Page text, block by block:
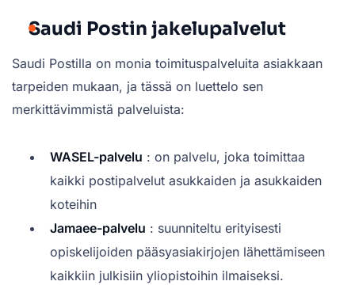
Saudi Postin jakelupalvelut
Saudi Postilla on monia toimituspalveluita asiakkaan
tarpeiden mukaan, ja tässä on luettelo sen
merkittävimmistä palveluista:
WASEL-palvelu : on palvelu, joka toimittaa
kaikki postipalvelut asukkaiden ja asukkaiden
koteihin
Jamaee-palvelu : suunniteltu erityisesti
opiskelijoiden pääsyasiakirjojen lähettämiseen
kaikkiin julkisiin yliopistoihin ilmaiseksi.